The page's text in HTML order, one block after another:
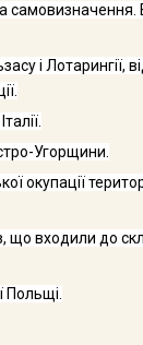
самовизначення.
і Лотарингії,
Угорщини.
окупації
що входили до
Польщі.